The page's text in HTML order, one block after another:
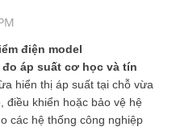
điện model
áp suất cơ học và tín
hiển thị áp suất tại chỗ vừa
điều khiển hoặc bảo vệ hệ
các hệ thống công nghiệp